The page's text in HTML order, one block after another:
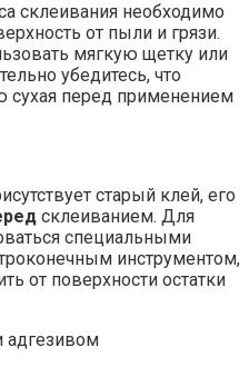
склеивания необходимо
от пыли и грязи.
мягкую щетку или
убедитесь, что
сухая перед применением
старый клей, его
склеиванием. Для
специальными
инструментом,
от поверхности остатки
адгезивом